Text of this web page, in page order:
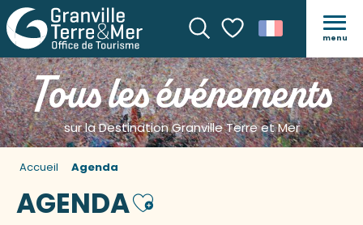
Recherche
Voir les favoris
menu
Tous les événements
sur la Destination Granville Terre et Mer
Accueil Agenda
AGENDAAjouter aux favoris